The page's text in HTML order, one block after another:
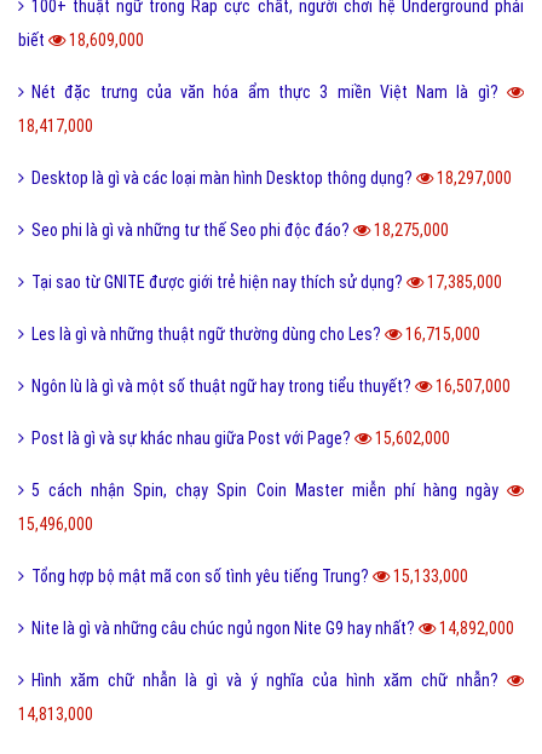
100+ thuật ngữ trong Rap cực chất, người chơi hệ Underground phải
biết
18,609,000
Nét đặc trưng của văn hóa ẩm thực 3 miền Việt Nam là gì?
18,417,000
Desktop là gì và các loại màn hình Desktop thông dụng? 18,297,000
Seo phi là gì và những tư thế Seo phi độc đáo? 18,275,000
Tại sao từ GNITE được giới trẻ hiện nay thích sử dụng? 17,385,000
Les là gì và những thuật ngữ thường dùng cho Les? 16,715,000
Ngôn lù là gì và một số thuật ngữ hay trong tiểu thuyết? 16,507,000
Post là gì và sự khác nhau giữa Post với Page? 15,602,000
5 cách nhận Spin, chạy Spin Coin Master miễn phí hàng ngày
15,496,000
Tổng hợp bộ mật mã con số tình yêu tiếng Trung? 15,133,000
Nite là gì và những câu chúc ngủ ngon Nite G9 hay nhất? 14,892,000
Hình xăm chữ nhẫn là gì và ý nghĩa của hình xăm chữ nhẫn?
14,813,000